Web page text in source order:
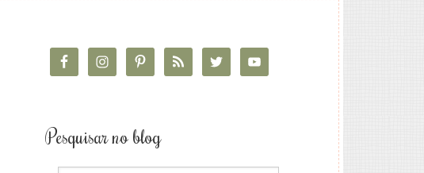
Pesquisar no blog